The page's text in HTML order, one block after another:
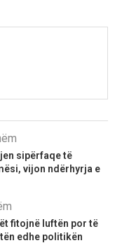
sipërfaqe të
vijon ndërhyrja e
fitojnë luftën por të
edhe politikën